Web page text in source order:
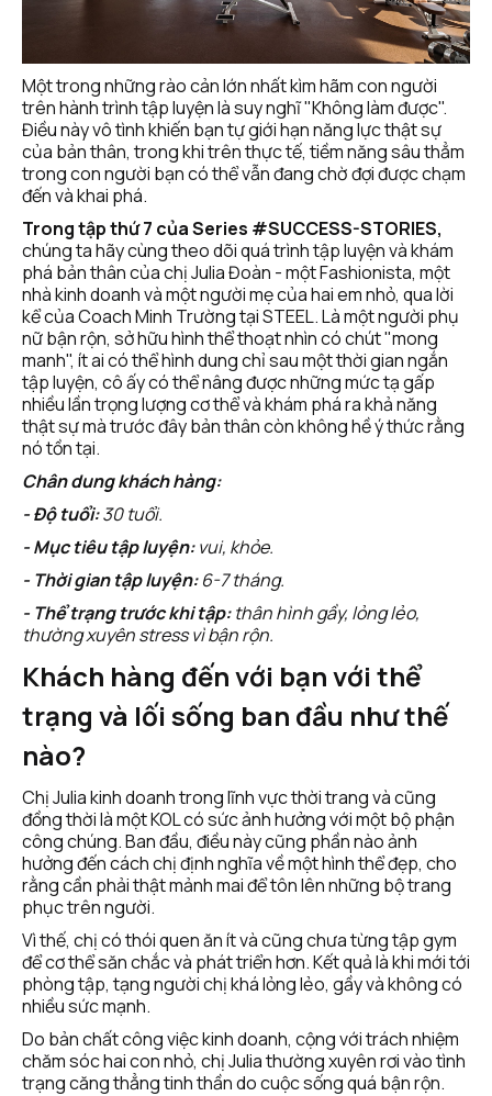
Một trong những rào cản lớn nhất kìm hãm con người
trên hành trình tập luyện là suy nghĩ "Không làm được".
Điều này vô tình khiến bạn tự giới hạn năng lực thật sự
của bản thân, trong khi trên thực tế, tiềm năng sâu thẳm
trong con người bạn có thể vẫn đang chờ đợi được chạm
đến và khai phá.
Trong tập thứ 7 của Series #SUCCESS-STORIES,
chúng ta hãy cùng theo dõi quá trình tập luyện và khám
phá bản thân của chị Julia Đoàn - một Fashionista, một
nhà kinh doanh và một người mẹ của hai em nhỏ, qua lời
kể của Coach Minh Trường tại STEEL. Là một người phụ
nữ bận rộn, sở hữu hình thể thoạt nhìn có chút "mong
manh", ít ai có thể hình dung chỉ sau một thời gian ngắn
tập luyện, cô ấy có thể nâng được những mức tạ gấp
nhiều lần trọng lượng cơ thể và khám phá ra khả năng
thật sự mà trước đây bản thân còn không hề ý thức rằng
nó tồn tại.
Chân dung khách hàng:
- Độ tuổi: 30 tuổi.
- Mục tiêu tập luyện: vui, khỏe.
- Thời gian tập luyện: 6-7 tháng.
- Thể trạng trước khi tập: thân hình gầy, lỏng lẻo,
thường xuyên stress vì bận rộn.
Khách hàng đến với bạn với thể
trạng và lối sống ban đầu như thế
nào?
Chị Julia kinh doanh trong lĩnh vực thời trang và cũng
đồng thời là một KOL có sức ảnh hưởng với một bộ phận
công chúng. Ban đầu, điều này cũng phần nào ảnh
hưởng đến cách chị định nghĩa về một hình thể đẹp, cho
rằng cần phải thật mảnh mai để tôn lên những bộ trang
phục trên người.
Vì thế, chị có thói quen ăn ít và cũng chưa từng tập gym
để cơ thể săn chắc và phát triển hơn. Kết quả là khi mới tới
phòng tập, tạng người chị khá lỏng lẻo, gầy và không có
nhiều sức mạnh.
Do bản chất công việc kinh doanh, cộng với trách nhiệm
chăm sóc hai con nhỏ, chị Julia thường xuyên rơi vào tình
trạng căng thẳng tinh thần do cuộc sống quá bận rộn.